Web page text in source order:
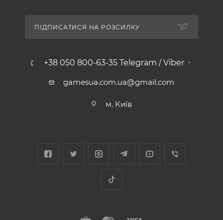
ПІДПИСАТИСЯ НА РОЗСИЛКУ
+38 050 800-63-35 Telegram / Viber
gamesua.com.ua@gmail.com
м. Київ